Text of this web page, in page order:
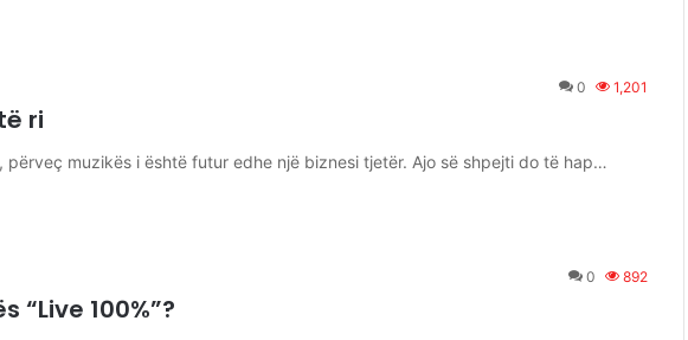
0 1,201
ri
përveç muzikës i është futur edhe një biznesi tjetër. Ajo së shpejti do të hap…
0 892
“Live 100%”?